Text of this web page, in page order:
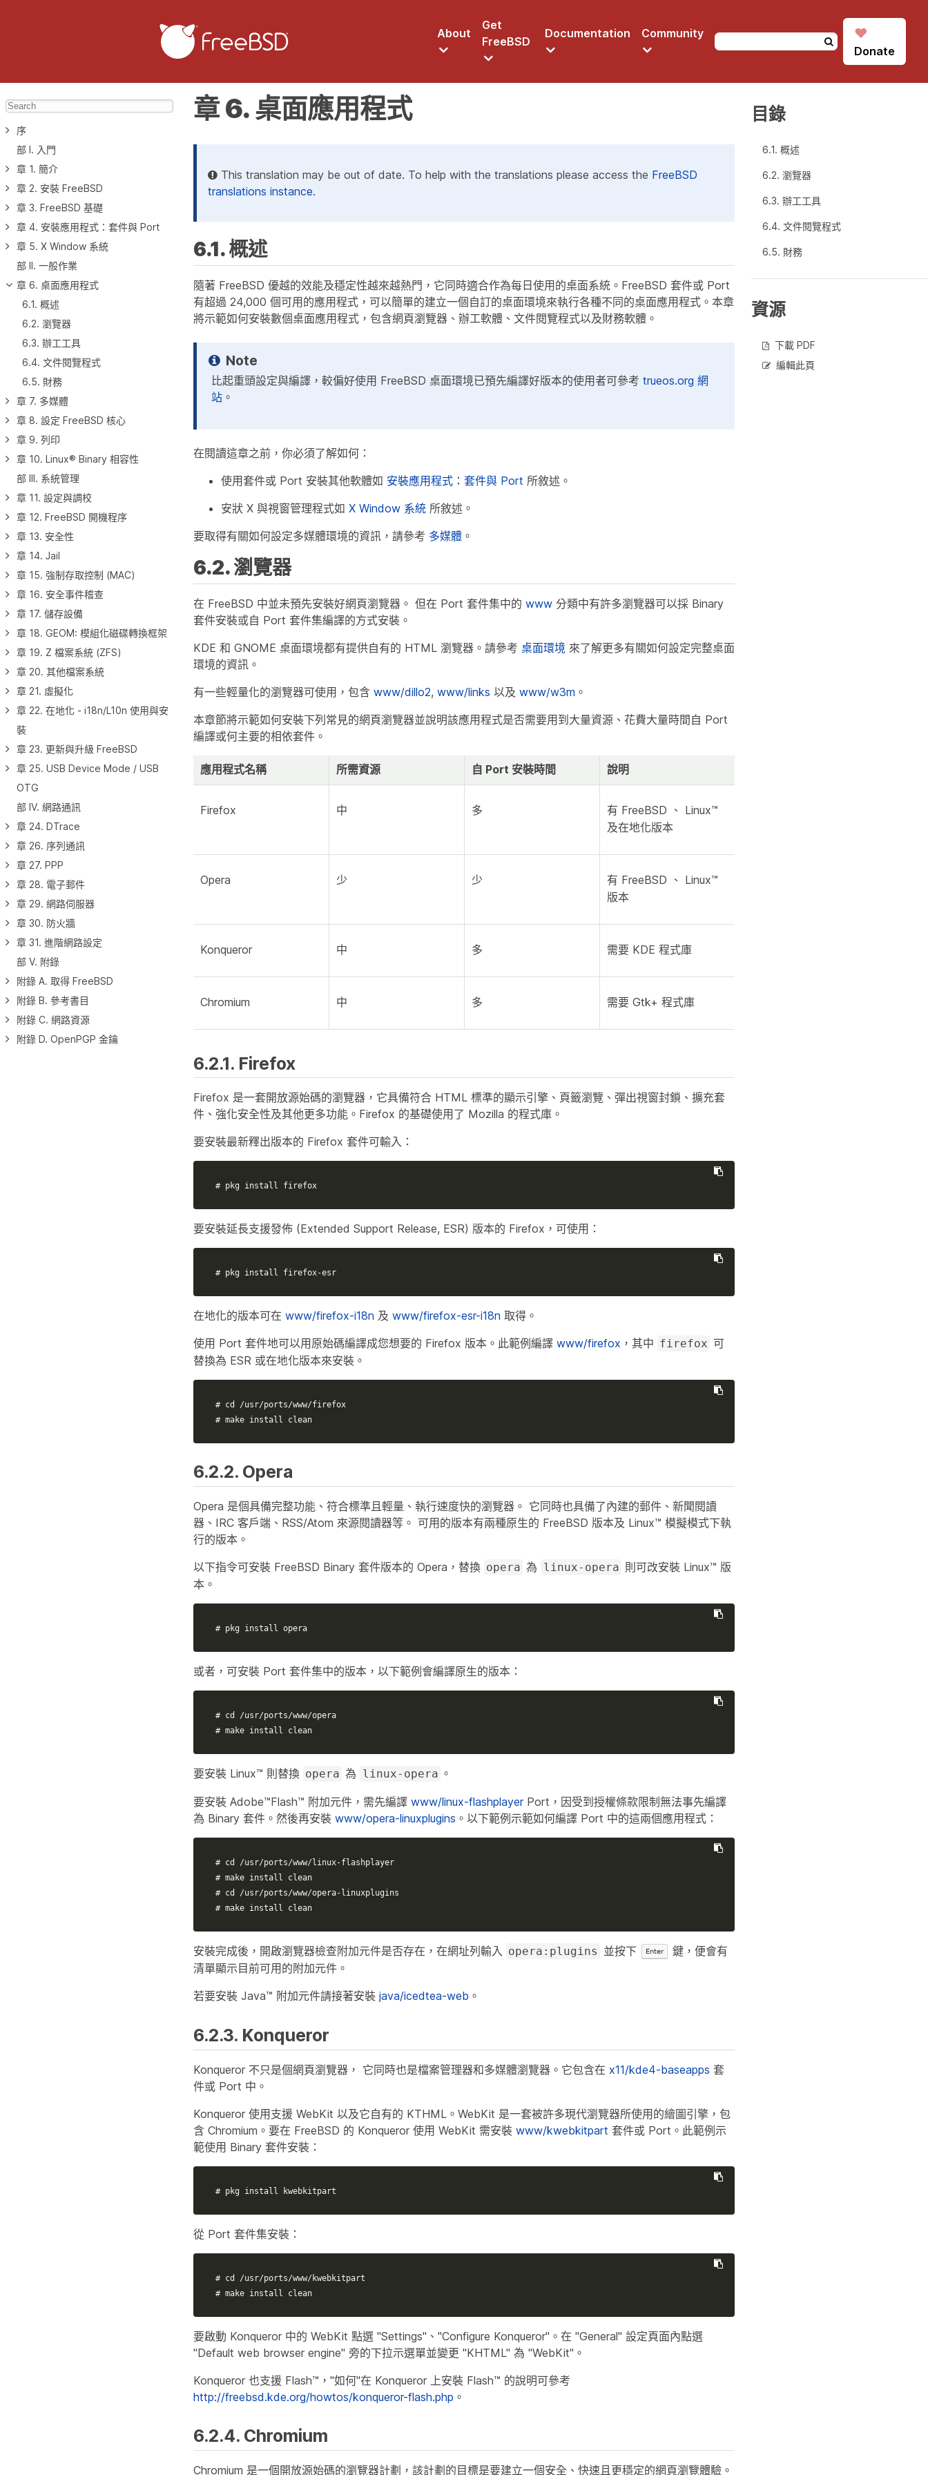
About
Get
FreeBSD
Documentation Community ♥
Donate
序
部 I. 入門
章 1. 簡介
章 2. 安裝 FreeBSD
章 3. FreeBSD 基礎
章 4. 安裝應用程式：套件與 Port
章 5. X Window 系統
部 II. 一般作業
章 6. 桌面應用程式
6.1. 概述
6.2. 瀏覽器
6.3. 辦工工具
6.4. 文件閱覽程式
6.5. 財務
章 7. 多媒體
章 8. 設定 FreeBSD 核心
章 9. 列印
章 10. Linux® Binary 相容性
部 III. 系統管理
章 11. 設定與調校
章 12. FreeBSD 開機程序
章 13. 安全性
章 14. Jail
章 15. 強制存取控制 (MAC)
章 16. 安全事件稽查
章 17. 儲存設備
章 18. GEOM: 模組化磁碟轉換框架
章 19. Z 檔案系統 (ZFS)
章 20. 其他檔案系統
章 21. 虛擬化
章 22. 在地化 - i18n/L10n 使用與安
裝
章 23. 更新與升級 FreeBSD
章 25. USB Device Mode / USB
OTG
部 IV. 網路通訊
章 24. DTrace
章 26. 序列通訊
章 27. PPP
章 28. 電子郵件
章 29. 網路伺服器
章 30. 防火牆
章 31. 進階網路設定
部 V. 附錄
附錄 A. 取得 FreeBSD
附錄 B. 參考書目
附錄 C. 網路資源
附錄 D. OpenPGP 金鑰
章 6. 桌面應用程式
This translation may be out of date. To help with the translations please access the FreeBSD
translations instance.
6.1. 概述
隨著 FreeBSD 優越的效能及穩定性越來越熱門，它同時適合作為每日使用的桌面系統。FreeBSD 套件或 Port
有超過 24,000 個可用的應用程式，可以簡單的建立一個自訂的桌面環境來執行各種不同的桌面應用程式。本章
將示範如何安裝數個桌面應用程式，包含網頁瀏覽器、辦工軟體、文件閱覽程式以及財務軟體。
比起重頭設定與編譯，較偏好使用 FreeBSD 桌面環境已預先編譯好版本的使用者可參考 trueos.org 網
站 。
在閱讀這章之前，你必須了解如何：
使用套件或 Port 安裝其他軟體如 安裝應用程式：套件與 Port 所敘述。
安狀 X 與視窗管理程式如 X Window 系統 所敘述。
要取得有關如何設定多媒體環境的資訊，請參考 多媒體 。
6.2. 瀏覽器
在 FreeBSD 中並未預先安裝好網頁瀏覽器。 但在 Port 套件集中的 www 分類中有許多瀏覽器可以採 Binary
套件安裝或自 Port 套件集編譯的方式安裝。
KDE 和 GNOME 桌面環境都有提供自有的 HTML 瀏覽器。請參考 桌面環境 來了解更多有關如何設定完整桌面
環境的資訊。
有一些輕量化的瀏覽器可使用，包含 www/dillo2, www/links 以及 www/w3m 。
本章節將示範如何安裝下列常見的網頁瀏覽器並說明該應用程式是否需要用到大量資源、花費大量時間自 Port
編譯或何主要的相依套件。
應用程式名稱 所需資源 自 Port 安裝時間 說明
Firefox 中 多
有 FreeBSD 、 Linux™
及在地化版本
Opera 少 少
有 FreeBSD 、 Linux™
版本
Konqueror 中 多 需要 KDE 程式庫
Chromium 中 多 需要 Gtk+ 程式庫
6.2.1. Firefox
Firefox 是一套開放源始碼的瀏覽器，它具備符合 HTML 標準的顯示引擎、頁籤瀏覽、彈出視窗封鎖、擴充套
件、強化安全性及其他更多功能。Firefox 的基礎使用了 Mozilla 的程式庫。
要安裝最新釋出版本的 Firefox 套件可輸入：
# pkg install firefox
要安裝延長支援發佈 (Extended Support Release, ESR) 版本的 Firefox，可使用：
# pkg install firefox-esr
在地化的版本可在 www/firefox-i18n 及 www/firefox-esr-i18n 取得。
使用 Port 套件地可以用原始碼編譯成您想要的 Firefox 版本。此範例編譯 www/firefox ，其中 firefox 可
替換為 ESR 或在地化版本來安裝。
# cd /usr/ports/www/firefox
# make install clean
6.2.2. Opera
Opera 是個具備完整功能、符合標準且輕量、執行速度快的瀏覽器。 它同時也具備了內建的郵件、新聞閱讀
器、IRC 客戶端、RSS/Atom 來源閱讀器等。 可用的版本有兩種原生的 FreeBSD 版本及 Linux™ 模擬模式下執
行的版本。
以下指令可安裝 FreeBSD Binary 套件版本的 Opera，替換 opera 為 linux-opera 則可改安裝 Linux™ 版
本。
# pkg install opera
或者，可安裝 Port 套件集中的版本，以下範例會編譯原生的版本：
# cd /usr/ports/www/opera
# make install clean
要安裝 Linux™ 則替換 opera 為 linux-opera 。
要安裝 Adobe™Flash™ 附加元件，需先編譯 www/linux-flashplayerPort，因受到授權條款限制無法事先編譯
為 Binary 套件。然後再安裝 www/opera-linuxplugins 。以下範例示範如何編譯 Port 中的這兩個應用程式：
# cd /usr/ports/www/linux-flashplayer
# make install clean
# cd /usr/ports/www/opera-linuxplugins
# make install clean
安裝完成後，開啟瀏覽器檢查附加元件是否存在，在網址列輸入 opera:plugins 並按下 Enter
鍵，便會有
清單顯示目前可用的附加元件。
若要安裝 Java™ 附加元件請接著安裝 java/icedtea-web 。
6.2.3. Konqueror
Konqueror 不只是個網頁瀏覽器， 它同時也是檔案管理器和多媒體瀏覽器。它包含在 x11/kde4-baseapps 套
件或 Port 中。
Konqueror 使用支援 WebKit 以及它自有的 KTHML。WebKit 是一套被許多現代瀏覽器所使用的繪圖引擎，包
含 Chromium。要在 FreeBSD 的 Konqueror 使用 WebKit 需安裝 www/kwebkitpart 套件或 Port。此範例示
範使用 Binary 套件安裝：
# pkg install kwebkitpart
從 Port 套件集安裝：
# cd /usr/ports/www/kwebkitpart
# make install clean
要啟動 Konqueror 中的 WebKit 點選 "Settings"、"Configure Konqueror"。在 "General" 設定頁面內點選
"Default web browser engine" 旁的下拉示選單並變更 "KHTML" 為 "WebKit"。
Konqueror 也支援 Flash™，"如何"在 Konqueror 上安裝 Flash™ 的說明可參考
http://freebsd.kde.org/howtos/konqueror-flash.php 。
6.2.4. Chromium
Chromium 是一個開放源始碼的瀏覽器計劃，該計劃的目標是要建立一個安全、快速且更穩定的網頁瀏覽體驗。
目錄
6.1. 概述
6.2. 瀏覽器
6.3. 辦工工具
6.4. 文件閱覽程式
6.5. 財務
資源
下載 PDF
編輯此頁